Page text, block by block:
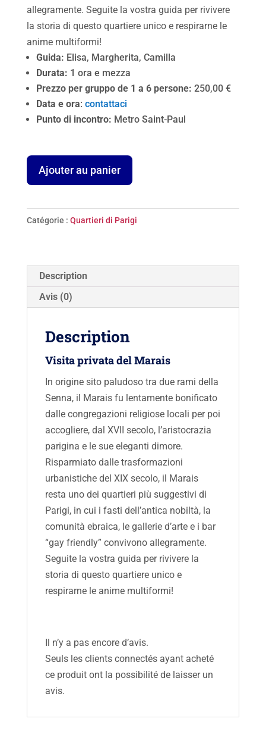
allegramente. Seguite la vostra guida per rivivere
la storia di questo quartiere unico e respirarne le
anime multiformi!
Guida: Elisa, Margherita, Camilla
Durata: 1 ora e mezza
Prezzo per gruppo de 1 a 6 persone: 250,00 €
Data e ora: contattaci
Punto di incontro: Metro Saint-Paul
quantité
de
Marais
e
anime
Ajouter au panier
Catégorie : Quartieri di Parigi
Description
Avis (0)
Description
Visita privata del Marais
In origine sito paludoso tra due rami della
Senna, il Marais fu lentamente bonificato
dalle congregazioni religiose locali per poi
accogliere, dal XVII secolo, l’aristocrazia
parigina e le sue eleganti dimore.
Risparmiato dalle trasformazioni
urbanistiche del XIX secolo, il Marais
resta uno dei quartieri più suggestivi di
Parigi, in cui i fasti dell’antica nobiltà, la
comunità ebraica, le gallerie d’arte e i bar
“gay friendly” convivono allegramente.
Seguite la vostra guida per rivivere la
storia di questo quartiere unico e
respirarne le anime multiformi!
Il n’y a pas encore d’avis.
Seuls les clients connectés ayant acheté
ce produit ont la possibilité de laisser un
avis.